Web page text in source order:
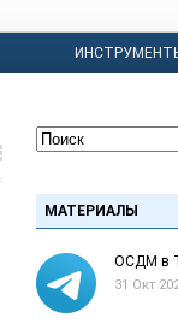
МАТЕРИАЛЫ
ОСДМ в
31 Окт